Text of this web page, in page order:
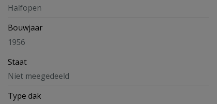
Halfopen
Bouwjaar
1956
Staat
Niet meegedeeld
Type dak